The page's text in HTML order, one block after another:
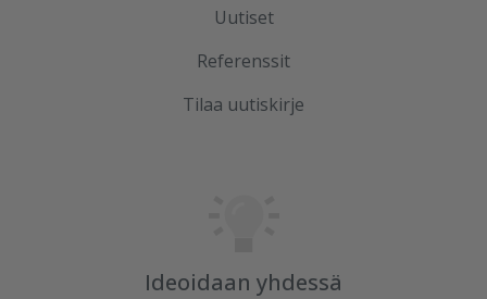
Uutiset
Referenssit
Tilaa uutiskirje
Ideoidaan yhdessä